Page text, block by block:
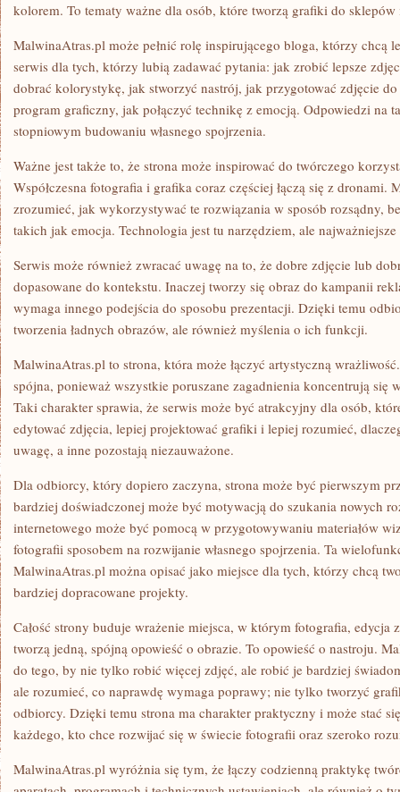
kolorem. To tematy ważne dla osób, które tworzą grafiki do sklepów
MalwinaAtras.pl może pełnić rolę inspirującego bloga, którzy chcą
serwis dla tych, którzy lubią zadawać pytania: jak zrobić lepsze
dobrać kolorystykę, jak stworzyć nastrój, jak przygotować zdjęcie
program graficzny, jak połączyć technikę z emocją. Odpowiedzi na
stopniowym budowaniu własnego spojrzenia.
Ważne jest także to, że strona może inspirować do twórczego
Współczesna fotografia i grafika coraz częściej łączą się z dronami.
zrozumieć, jak wykorzystywać te rozwiązania w sposób rozsądny,
takich jak emocja. Technologia jest tu narzędziem, ale
Serwis może również zwracać uwagę na to, że dobre zdjęcie lub
dopasowane do kontekstu. Inaczej tworzy się obraz do kampanii
wymaga innego podejścia do sposobu prezentacji. Dzięki temu
tworzenia ładnych obrazów, ale również myślenia o ich funkcji.
MalwinaAtras.pl to strona, która może łączyć artystyczną
spójna, ponieważ wszystkie poruszane zagadnienia koncentrują się
Taki charakter sprawia, że serwis może być atrakcyjny dla osób,
edytować zdjęcia, lepiej projektować grafiki i lepiej rozumieć,
uwagę, a inne pozostają niezauważone.
Dla odbiorcy, który dopiero zaczyna, strona może być pierwszym
bardziej doświadczonej może być motywacją do szukania nowych
internetowego może być pomocą w przygotowywaniu materiałów
fotografii sposobem na rozwijanie własnego spojrzenia. Ta
MalwinaAtras.pl można opisać jako miejsce dla tych, którzy chcą
bardziej dopracowane projekty.
Całość strony buduje wrażenie miejsca, w którym fotografia, edycja
tworzą jedną, spójną opowieść o obrazie. To opowieść o nastroju.
do tego, by nie tylko robić więcej zdjęć, ale robić je bardziej
ale rozumieć, co naprawdę wymaga poprawy; nie tylko tworzyć
odbiorcy. Dzięki temu strona ma charakter praktyczny i może stać
każdego, kto chce rozwijać się w świecie fotografii oraz szeroko
MalwinaAtras.pl wyróżnia się tym, że łączy codzienną praktykę